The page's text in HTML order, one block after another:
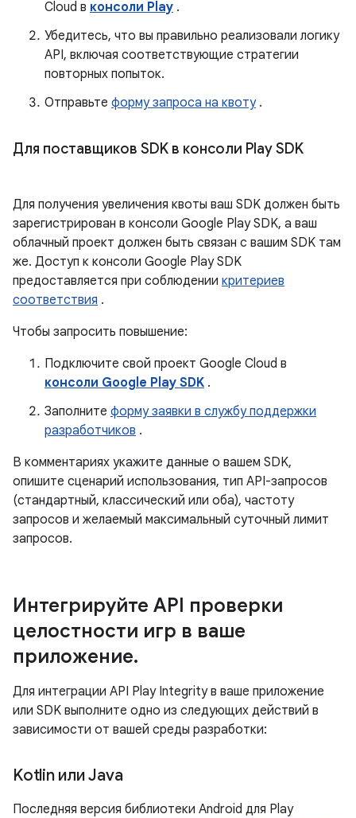
Cloud в консоли Play .
Убедитесь, что вы правильно реализовали логику
API, включая соответствующие стратегии
повторных попыток.
Отправьте форму запроса на квоту.
Для поставщиков SDK в консоли Play SDK
Для получения увеличения квоты ваш SDK должен быть
зарегистрирован в консоли Google Play SDK, а ваш
облачный проект должен быть связан с вашим SDK там
же. Доступ к консоли Google Play SDK
предоставляется при соблюдении критериев
соответствия .
Чтобы запросить повышение:
Подключите свой проект Google Cloud в
консоли Google Play SDK .
Заполните форму заявки в службу поддержки
разработчиков .
В комментариях укажите данные о вашем SDK,
опишите сценарий использования, тип API-запросов
(стандартный, классический или оба), частоту
запросов и желаемый максимальный суточный лимит
запросов.
Интегрируйте API проверки
целостности игр в ваше
приложение.
Для интеграции API Play Integrity в ваше приложение
или SDK выполните одно из следующих действий в
зависимости от вашей среды разработки:
Kotlin или Java
Последняя версия библиотеки Android для Play